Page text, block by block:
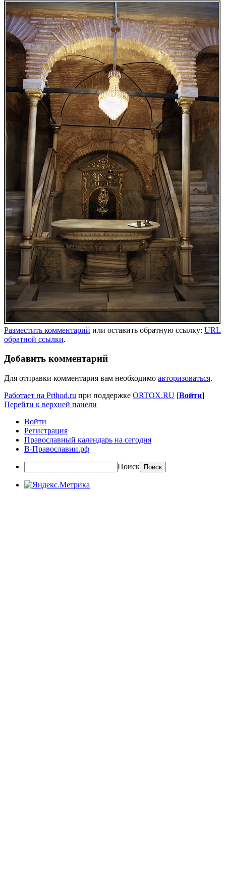
Разместить комментарий или оставить обратную ссылку: URL
обратной ссылки.
Добавить комментарий
Для отправки комментария вам необходимо авторизоваться.
Работает на Prihod.ru при поддержке ORTOX.RU [Войти]
Перейти к верхней панели
Войти
Регистрация
Православный календарь на сегодня
В-Православии.рф
Поиск